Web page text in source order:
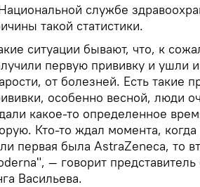
службе
такой статистики.
ситуации бывают, что, к
первую прививку и ушли
от болезней. Есть такие
особенно весной, люди
какое-то определенное
Кто-то ждал момента,
первая была AstraZeneca, то
— говорит
Васильева.